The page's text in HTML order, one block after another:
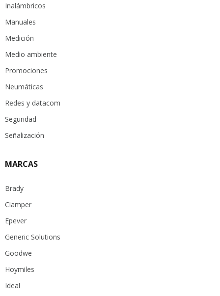
Inalámbricos
Manuales
Medición
Medio ambiente
Promociones
Neumáticas
Redes y datacom
Seguridad
Señalización
MARCAS
Brady
Clamper
Epever
Generic Solutions
Goodwe
Hoymiles
Ideal